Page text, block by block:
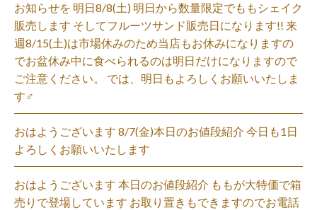
お知らせを 明日8/8(土) 明日から数量限定でももシェイク
販売します そしてフルーツサンド販売日になります!! 来
週8/15(土)は市場休みのため当店もお休みになりますの
でお盆休み中に食べられるのは明日だけになりますので
ご注意ください。 では、明日もよろしくお願いいたしま
す‍♂️
おはようございます 8/7(金)本日のお値段紹介 今日も1日
よろしくお願いいたします
おはようございます 本日のお値段紹介 ももが大特価で箱
売りで登場しています お取り置きもできますのでお電話